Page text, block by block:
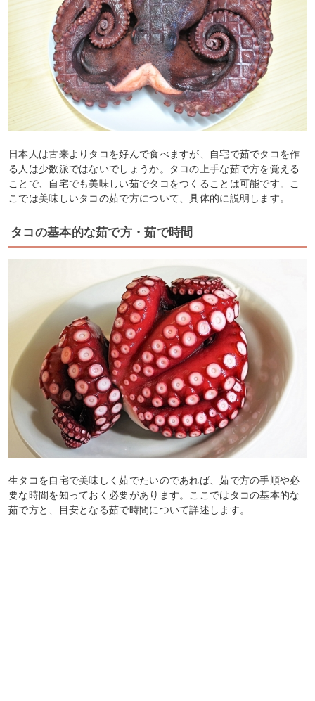
日本人は古来よりタコを好んで食べますが、自宅で茹でタコを作
る人は少数派ではないでしょうか。タコの上手な茹で方を覚える
ことで、自宅でも美味しい茹でタコをつくることは可能です。こ
こでは美味しいタコの茹で方について、具体的に説明します。
タコの基本的な茹で方・茹で時間
生タコを自宅で美味しく茹でたいのであれば、茹で方の手順や必
要な時間を知っておく必要があります。ここではタコの基本的な
茹で方と、目安となる茹で時間について詳述します。